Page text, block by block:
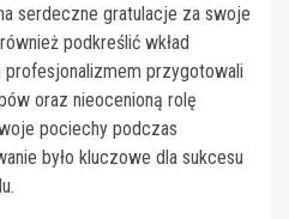
serdeczne gratulacje za swoje
podkreślić wkład
profesjonalizmem przygotowali
oraz nieocenioną rolę
pociechy podczas
było kluczowe dla sukcesu